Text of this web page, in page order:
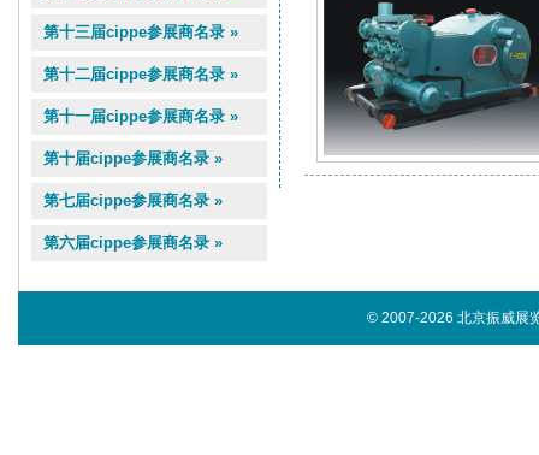
第十三届cippe参展商名录 »
第十二届cippe参展商名录 »
第十一届cippe参展商名录 »
第十届cippe参展商名录 »
第七届cippe参展商名录 »
第六届cippe参展商名录 »
© 2007-2026 北京振威展